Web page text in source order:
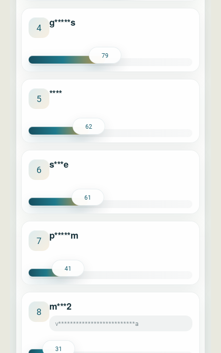
4 g*****s
79
5 ****
62
6 s***e
61
7 p*****m
41
8 m***2
v**************************a
31